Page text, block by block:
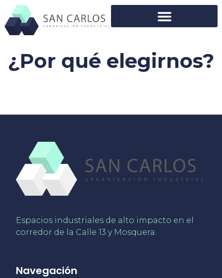
¿Por qué elegirnos?
Espacios industriales de alto impacto en el
corredor de la Calle 13 y Mosquera.
Navegación